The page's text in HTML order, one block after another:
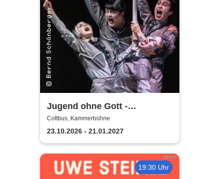
Jugend ohne Gott -
Staatstheater Cottbus
Cottbus, Kammerbühne
23.10.2026 - 21.01.2027
19:30 Uhr